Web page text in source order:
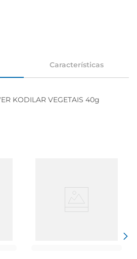
Características
KODILAR VEGETAIS 40g